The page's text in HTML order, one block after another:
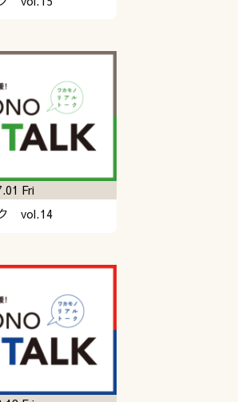
vol.14
Fri